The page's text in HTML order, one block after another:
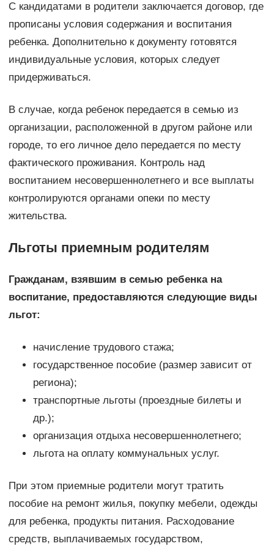
С кандидатами в родители заключается договор, где
прописаны условия содержания и воспитания
ребенка. Дополнительно к документу готовятся
индивидуальные условия, которых следует
придерживаться.
В случае, когда ребенок передается в семью из
организации, расположенной в другом районе или
городе, то его личное дело передается по месту
фактического проживания. Контроль над
воспитанием несовершеннолетнего и все выплаты
контролируются органами опеки по месту
жительства.
Льготы приемным родителям
Гражданам, взявшим в семью ребенка на
воспитание, предоставляются следующие виды
льгот:
начисление трудового стажа;
государственное пособие (размер зависит от
региона);
транспортные льготы (проездные билеты и
др.);
организация отдыха несовершеннолетнего;
льгота на оплату коммунальных услуг.
При этом приемные родители могут тратить
пособие на ремонт жилья, покупку мебели, одежды
для ребенка, продукты питания. Расходование
средств, выплачиваемых государством,